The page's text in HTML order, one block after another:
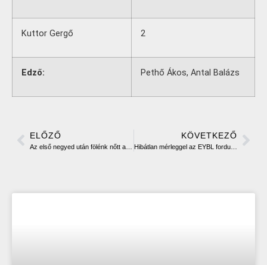
Kuttor Gergő 2
Edző: Pethő Ákos, Antal Balázs
ELŐZŐ KÖVETKEZŐ
Hibátlan mérleggel az EYBL fordulón Rómában